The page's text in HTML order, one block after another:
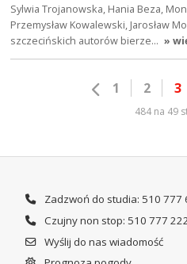
Sylwia Trojanowska, Hania Beza,
Przemysław Kowalewski, Jarosław
szczecińskich autorów bierze… »
1 2 3
484 na 49
Zadzwoń do studia: 510 777
Czujny non stop: 510 777
Wyślij do nas wiadomość